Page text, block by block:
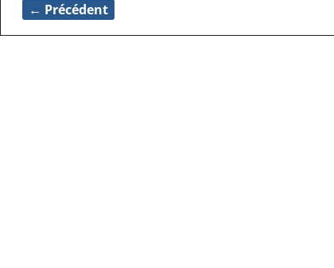
Navigation des images
← Précédent